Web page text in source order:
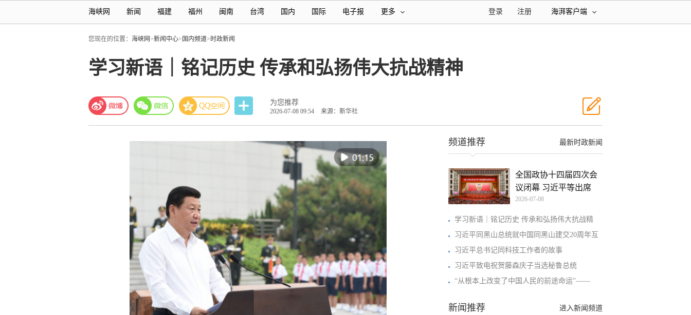
海峡网 新闻 福建 福州 闽南 台湾 国内 国际 电子报 更多 海湃客户端
注册
登录
您现在的位置： 海峡网>新闻中心> 国内频道>时政新闻
学习新语｜铭记历史 传承和弘扬伟大抗战精神
为您推荐
2026-07-08 09:54 来源：新华社
最新时政新闻
频道推荐
全国政协十四届四次会
议闭幕 习近平等出席
2026-07-08
学习新语｜铭记历史 传承和弘扬伟大抗战精
习近平同黑山总统就中国同黑山建交20周年互
习近平总书记同科技工作者的故事
习近平致电祝贺藤森庆子当选秘鲁总统
“从根本上改变了中国人民的前途命运”——
进入新闻频道
新闻推荐